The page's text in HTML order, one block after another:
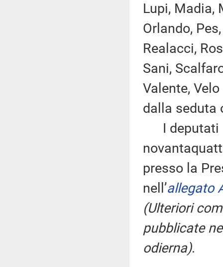
Lupi, Madia,
Orlando,
Realacci,
Sani,
Valente,
dalla seduta
I deputati
presso la
nell’allegato
(Ulteriori
pubblicate
odierna).